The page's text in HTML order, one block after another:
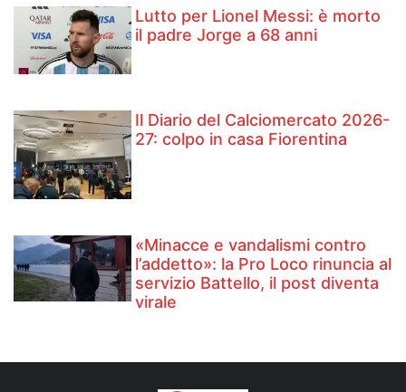
Lutto per Lionel Messi: è morto
il padre Jorge a 68 anni
Il Diario del Calciomercato 2026-
27: colpo in casa Fiorentina
«Minacce e vandalismi contro
l’addetto»: la Pro Loco rinuncia al
servizio Battello, il post diventa
virale